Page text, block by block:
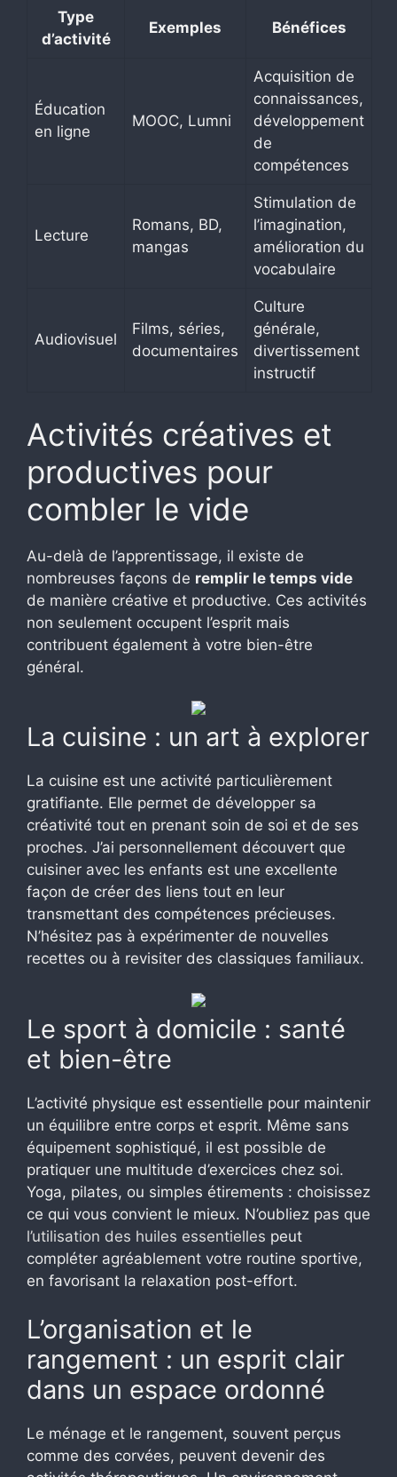
Type
d’activité
Exemples Bénéfices
Éducation
en ligne
MOOC, Lumni
Acquisition de
connaissances,
développement
de
compétences
Lecture
Romans, BD,
mangas
Stimulation de
l’imagination,
amélioration du
vocabulaire
Audiovisuel
Films, séries,
documentaires
Culture
générale,
divertissement
instructif
Activités créatives et
productives pour
combler le vide
Au-delà de l’apprentissage, il existe de
nombreuses façons de remplir le temps vide
de manière créative et productive. Ces activités
non seulement occupent l’esprit mais
contribuent également à votre bien-être
général.
La cuisine : un art à explorer
La cuisine est une activité particulièrement
gratifiante. Elle permet de développer sa
créativité tout en prenant soin de soi et de ses
proches. J’ai personnellement découvert que
cuisiner avec les enfants est une excellente
façon de créer des liens tout en leur
transmettant des compétences précieuses.
N’hésitez pas à expérimenter de nouvelles
recettes ou à revisiter des classiques familiaux.
Le sport à domicile : santé
et bien-être
L’activité physique est essentielle pour maintenir
un équilibre entre corps et esprit. Même sans
équipement sophistiqué, il est possible de
pratiquer une multitude d’exercices chez soi.
Yoga, pilates, ou simples étirements : choisissez
ce qui vous convient le mieux. N’oubliez pas que
l’utilisation des huiles essentielles peut
compléter agréablement votre routine sportive,
en favorisant la relaxation post-effort.
L’organisation et le
rangement : un esprit clair
dans un espace ordonné
Le ménage et le rangement, souvent perçus
comme des corvées, peuvent devenir des